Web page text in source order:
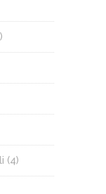
(4)